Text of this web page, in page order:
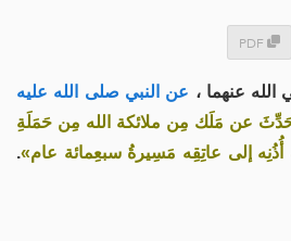
PDF
عنهما ، عن النبي صلى الله عليه
عن مَلَك مِن ملائكة الله مِن حَمَلَةِ
إلى عاتِقِه مَسِيرةُ سبعِمائة عام».